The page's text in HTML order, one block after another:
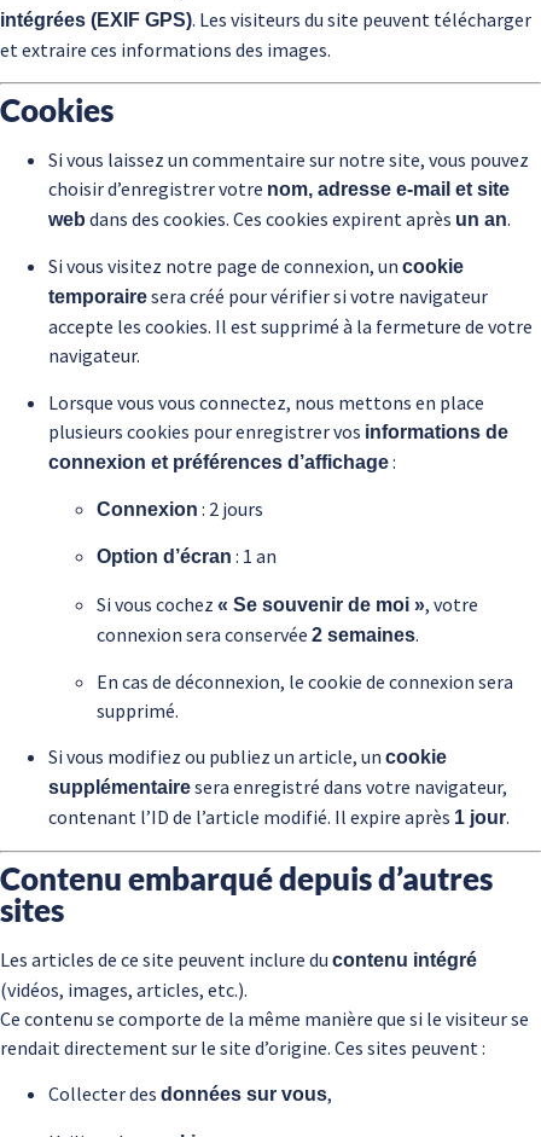
intégrées (EXIF GPS). Les visiteurs du site peuvent télécharger
et extraire ces informations des images.
Cookies
Si vous laissez un commentaire sur notre site, vous pouvez
choisir d’enregistrer votre nom, adresse e-mail et site
web dans des cookies. Ces cookies expirent après un an.
Si vous visitez notre page de connexion, un cookie
temporairesera créé pour vérifier si votre navigateur
accepte les cookies. Il est supprimé à la fermeture de votre
navigateur.
Lorsque vous vous connectez, nous mettons en place
plusieurs cookies pour enregistrer vos informations de
connexion et préférences d’affichage:
Connexion : 2 jours
Option d’écran : 1 an
Si vous cochez « Se souvenir de moi », votre
connexion sera conservée 2 semaines.
En cas de déconnexion, le cookie de connexion sera
supprimé.
Si vous modifiez ou publiez un article, un cookie
supplémentairesera enregistré dans votre navigateur,
contenant l’ID de l’article modifié. Il expire après 1 jour.
Contenu embarqué depuis d’autres
sites
Les articles de ce site peuvent inclure du contenu intégré
(vidéos, images, articles, etc.).
Ce contenu se comporte de la même manière que si le visiteur se
rendait directement sur le site d’origine. Ces sites peuvent :
Collecter des données sur vous,